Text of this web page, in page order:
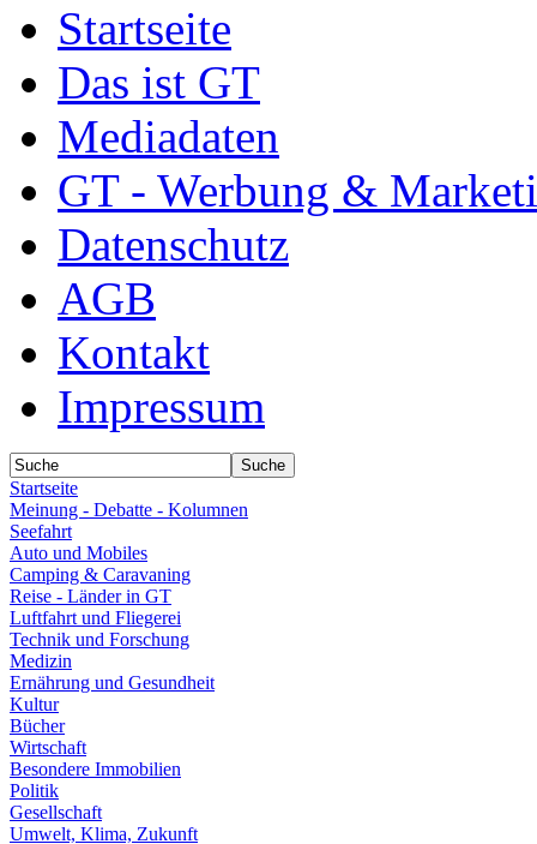
Startseite
Das ist GT
Mediadaten
GT - Werbung &
Datenschutz
AGB
Kontakt
Impressum
Startseite
Meinung - Debatte - Kolumnen
Seefahrt
Auto und Mobiles
Camping & Caravaning
Reise - Länder in GT
Luftfahrt und Fliegerei
Technik und Forschung
Medizin
Ernährung und Gesundheit
Kultur
Bücher
Wirtschaft
Besondere Immobilien
Politik
Gesellschaft
Umwelt, Klima, Zukunft